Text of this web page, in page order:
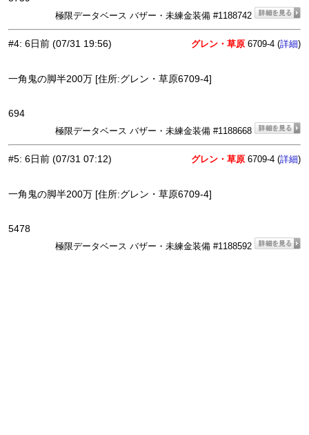
極限データベース バザー・未練金装備 #1188742
#4: 6日前 (07/31 19:56) グレン・草原 6709-4 (詳細)
一角鬼の脚半200万 [住所:グレン・草原6709-4]
694
極限データベース バザー・未練金装備 #1188668
#5: 6日前 (07/31 07:12) グレン・草原 6709-4 (詳細)
一角鬼の脚半200万 [住所:グレン・草原6709-4]
5478
極限データベース バザー・未練金装備 #1188592